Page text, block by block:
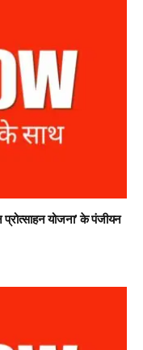
प्रोत्साहन योजना’ के पंजीयन